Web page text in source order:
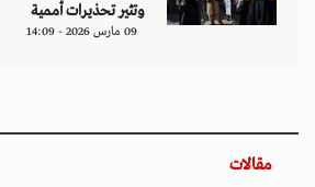
وتثير تحذيرات أممية
09 مارس 2026 - 14:09
مقالات